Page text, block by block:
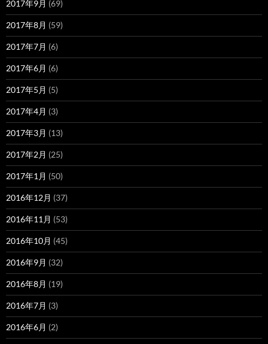
2017年9月 (69)
2017年8月 (59)
2017年7月 (6)
2017年6月 (6)
2017年5月 (5)
2017年4月 (3)
2017年3月 (13)
2017年2月 (25)
2017年1月 (50)
2016年12月 (37)
2016年11月 (53)
2016年10月 (45)
2016年9月 (32)
2016年8月 (19)
2016年7月 (3)
2016年6月 (2)